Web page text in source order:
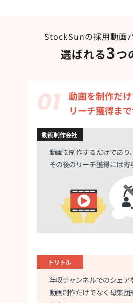
StockSunの採用動画
選ばれる3つ
動画を制作だけ
リーチ獲得ま
動画制作会社
動画を制作するだけであり、
その後のリーチ獲得には寄
トリトル
年収チャンネルでのシェア
動画制作だけでなく母集団